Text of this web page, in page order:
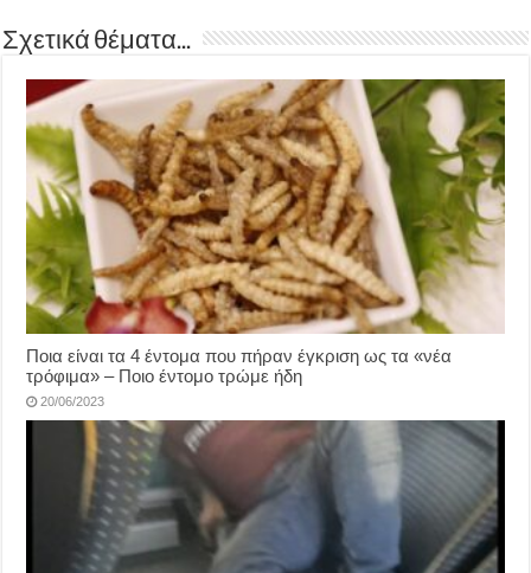
Σχετικά θέματα...
Ποια είναι τα 4 έντομα που πήραν έγκριση ως τα «νέα
τρόφιμα» – Ποιο έντομο τρώμε ήδη
20/06/2023